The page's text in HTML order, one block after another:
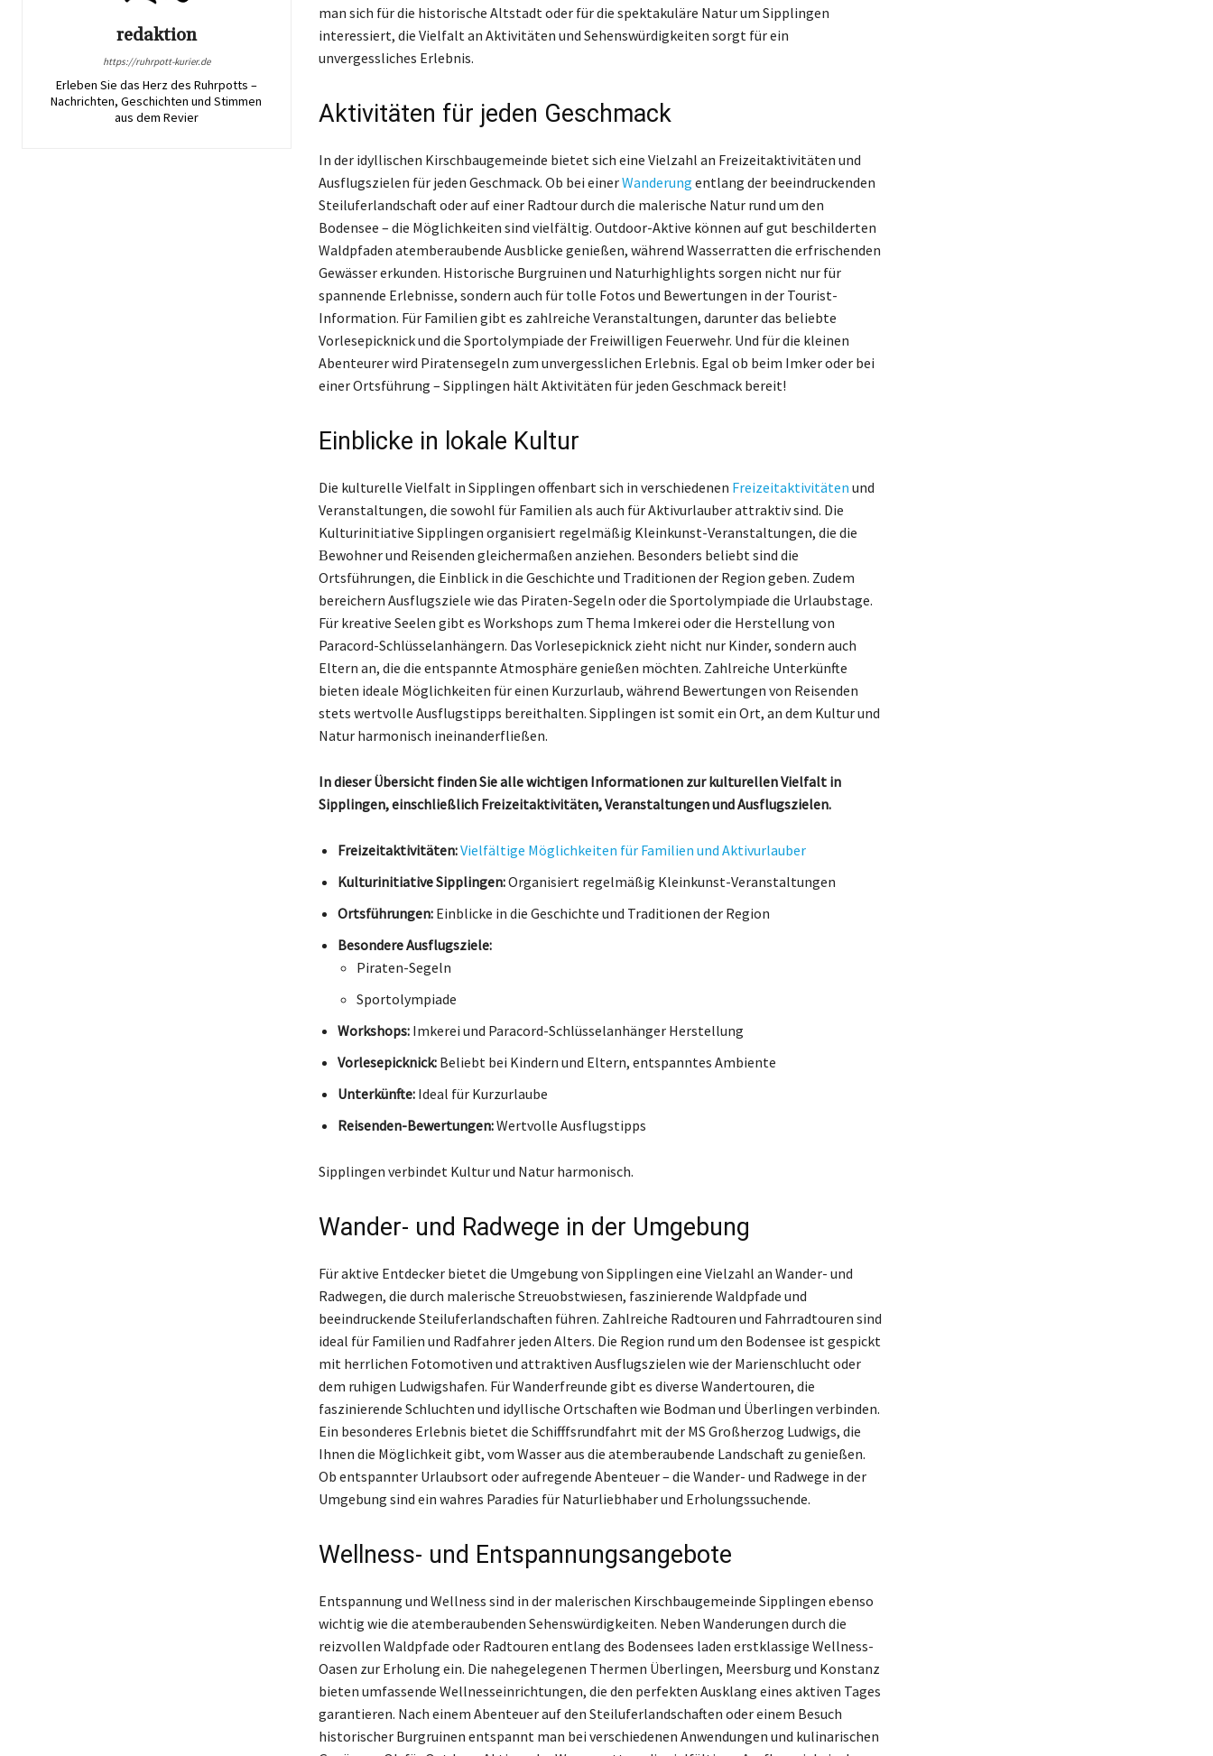
redaktion
https://ruhrpott-kurier.de
Erleben Sie das Herz des Ruhrpotts –
Nachrichten, Geschichten und Stimmen
aus dem Revier
man sich für die historische Altstadt oder für die spektakuläre Natur um Sipplingen
interessiert, die Vielfalt an Aktivitäten und Sehenswürdigkeiten sorgt für ein
unvergessliches Erlebnis.
Aktivitäten für jeden Geschmack
In der idyllischen Kirschbaugemeinde bietet sich eine Vielzahl an Freizeitaktivitäten und
Ausflugszielen für jeden Geschmack. Ob bei einerWanderung entlang der beeindruckenden
Steiluferlandschaft oder auf einer Radtour durch die malerische Natur rund um den
Bodensee – die Möglichkeiten sind vielfältig. Outdoor-Aktive können auf gut beschilderten
Waldpfaden atemberaubende Ausblicke genießen, während Wasserratten die erfrischenden
Gewässer erkunden. Historische Burgruinen und Naturhighlights sorgen nicht nur für
spannende Erlebnisse, sondern auch für tolle Fotos und Bewertungen in der Tourist-
Information. Für Familien gibt es zahlreiche Veranstaltungen, darunter das beliebte
Vorlesepicknick und die Sportolympiade der Freiwilligen Feuerwehr. Und für die kleinen
Abenteurer wird Piratensegeln zum unvergesslichen Erlebnis. Egal ob beim Imker oder bei
einer Ortsführung – Sipplingen hält Aktivitäten für jeden Geschmack bereit!
Einblicke in lokale Kultur
Die kulturelle Vielfalt in Sipplingen offenbart sich in verschiedenen Freizeitaktivitäten und
Veranstaltungen, die sowohl für Familien als auch für Aktivurlauber attraktiv sind. Die
Kulturinitiative Sipplingen organisiert regelmäßig Kleinkunst-Veranstaltungen, die die
Вewohner und Reisenden gleichermaßen anziehen. Besonders beliebt sind die
Ortsführungen, die Einblick in die Geschichte und Traditionen der Region geben. Zudem
bereichern Ausflugsziele wie das Piraten-Segeln oder die Sportolympiade die Urlaubstage.
Für kreative Seelen gibt es Workshops zum Thema Imkerei oder die Herstellung von
Paracord-Schlüsselanhängern. Das Vorlesepicknick zieht nicht nur Kinder, sondern auch
Eltern an, die die entspannte Atmosphäre genießen möchten. Zahlreiche Unterkünfte
bieten ideale Möglichkeiten für einen Kurzurlaub, während Bewertungen von Reisenden
stets wertvolle Ausflugstipps bereithalten. Sipplingen ist somit ein Ort, an dem Kultur und
Natur harmonisch ineinanderfließen.
In dieser Übersicht finden Sie alle wichtigen Informationen zur kulturellen Vielfalt in
Sipplingen, einschließlich Freizeitaktivitäten, Veranstaltungen und Ausflugszielen.
Freizeitaktivitäten:Vielfältige Möglichkeiten für Familien und Aktivurlauber
Kulturinitiative Sipplingen:Organisiert regelmäßig Kleinkunst-Veranstaltungen
Ortsführungen:Einblicke in die Geschichte und Traditionen der Region
Besondere Ausflugsziele:
Piraten-Segeln
Sportolympiade
Workshops:Imkerei und Paracord-Schlüsselanhänger Herstellung
Vorlesepicknick:Beliebt bei Kindern und Eltern, entspanntes Ambiente
Unterkünfte:Ideal für Kurzurlaube
Reisenden-Bewertungen:Wertvolle Ausflugstipps
Sipplingen verbindet Kultur und Natur harmonisch.
Wander- und Radwege in der Umgebung
Für aktive Entdecker bietet die Umgebung von Sipplingen eine Vielzahl an Wander- und
Radwegen, die durch malerische Streuobstwiesen, faszinierende Waldpfade und
beeindruckende Steiluferlandschaften führen. Zahlreiche Radtouren und Fahrradtouren sind
ideal für Familien und Radfahrer jeden Alters. Die Region rund um den Bodensee ist gespickt
mit herrlichen Fotomotiven und attraktiven Ausflugszielen wie der Marienschlucht oder
dem ruhigen Ludwigshafen. Für Wanderfreunde gibt es diverse Wandertouren, die
faszinierende Schluchten und idyllische Ortschaften wie Bodman und Überlingen verbinden.
Ein besonderes Erlebnis bietet die Schifffsrundfahrt mit der MS Großherzog Ludwigs, die
Ihnen die Möglichkeit gibt, vom Wasser aus die atemberaubende Landschaft zu genießen.
Ob entspannter Urlaubsort oder aufregende Abenteuer – die Wander- und Radwege in der
Umgebung sind ein wahres Paradies für Naturliebhaber und Erholungssuchende.
Wellness- und Entspannungsangebote
Entspannung und Wellness sind in der malerischen Kirschbaugemeinde Sipplingen ebenso
wichtig wie die atemberaubenden Sehenswürdigkeiten. Neben Wanderungen durch die
reizvollen Waldpfade oder Radtouren entlang des Bodensees laden erstklassige Wellness-
Oasen zur Erholung ein. Die nahegelegenen Thermen Überlingen, Meersburg und Konstanz
bieten umfassende Wellnesseinrichtungen, die den perfekten Ausklang eines aktiven Tages
garantieren. Nach einem Abenteuer auf den Steiluferlandschaften oder einem Besuch
historischer Burgruinen entspannt man bei verschiedenen Anwendungen und kulinarischen